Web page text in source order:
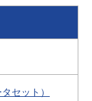
セット）